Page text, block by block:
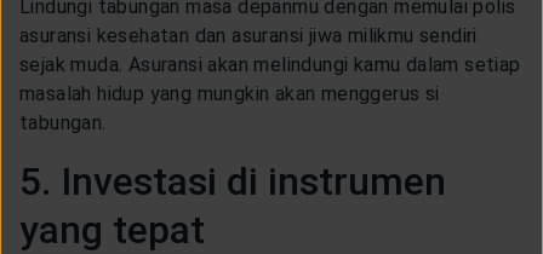
Lindungi tabungan masa depanmu dengan memulai polis
asuransi kesehatan dan asuransi jiwa milikmu sendiri
sejak muda. Asuransi akan melindungi kamu dalam setiap
masalah hidup yang mungkin akan menggerus si
tabungan.
5. Investasi di instrumen
yang tepat